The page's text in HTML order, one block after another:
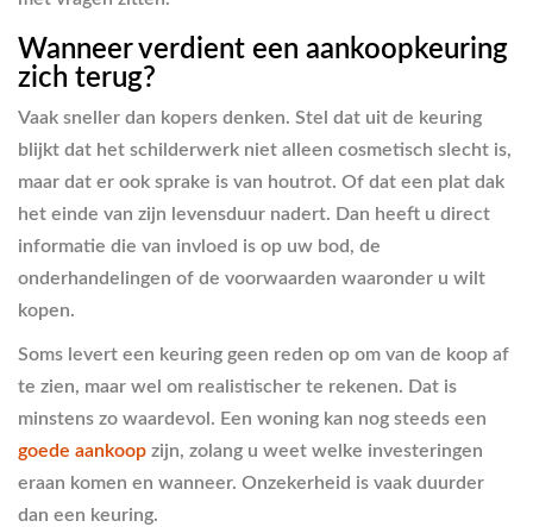
Wanneer verdient een aankoopkeuring
zich terug?
Vaak sneller dan kopers denken. Stel dat uit de keuring
blijkt dat het schilderwerk niet alleen cosmetisch slecht is,
maar dat er ook sprake is van houtrot. Of dat een plat dak
het einde van zijn levensduur nadert. Dan heeft u direct
informatie die van invloed is op uw bod, de
onderhandelingen of de voorwaarden waaronder u wilt
kopen.
Soms levert een keuring geen reden op om van de koop af
te zien, maar wel om realistischer te rekenen. Dat is
minstens zo waardevol. Een woning kan nog steeds een
goede aankoop zijn, zolang u weet welke investeringen
eraan komen en wanneer. Onzekerheid is vaak duurder
dan een keuring.